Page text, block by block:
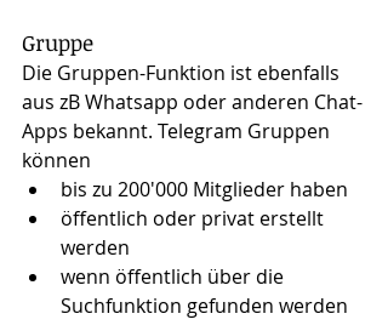
Gruppe
Die Gruppen-Funktion ist ebenfalls
aus zB Whatsapp oder anderen Chat-
Apps bekannt. Telegram Gruppen
können
bis zu 200'000 Mitglieder haben
öffentlich oder privat erstellt
werden
wenn öffentlich über die
Suchfunktion gefunden werden